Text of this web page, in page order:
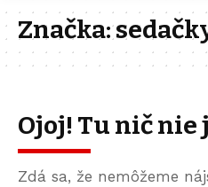
Značka:
Ojoj! Tu nič nie
Zdá sa, že nemôžeme